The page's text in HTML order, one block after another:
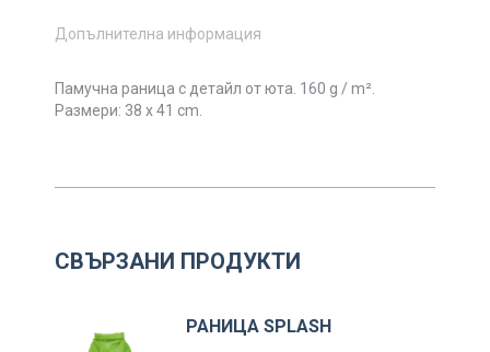
Допълнителна информация
Памучна раница с детайл от юта. 160 g / m².
Размери: 38 х 41 cm.
СВЪРЗАНИ ПРОДУКТИ
РАНИЦА SPLASH